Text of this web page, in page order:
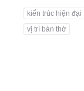
kiến trúc hiện đại
vị trí bàn thờ